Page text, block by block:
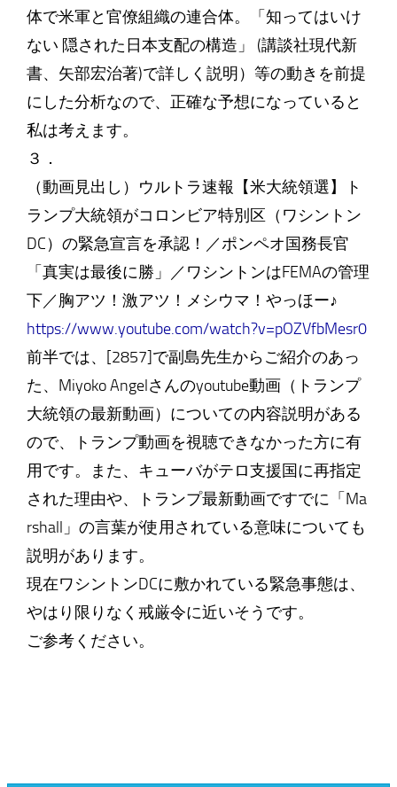
体で米軍と官僚組織の連合体。「知ってはいけ
ない 隠された日本支配の構造」 (講談社現代新
書、矢部宏治著)で詳しく説明）等の動きを前提
にした分析なので、正確な予想になっていると
私は考えます。
３．
（動画見出し）ウルトラ速報【米大統領選】ト
ランプ大統領がコロンビア特別区（ワシントン
DC）の緊急宣言を承認！／ポンペオ国務長官
「真実は最後に勝」／ワシントンはFEMAの管理
下／胸アツ！激アツ！メシウマ！やっほー♪
https://www.youtube.com/watch?v=pOZVfbMesr0
前半では、[2857]で副島先生からご紹介のあっ
た、Miyoko Angelさんのyoutube動画（トランプ
大統領の最新動画）についての内容説明がある
ので、トランプ動画を視聴できなかった方に有
用です。また、キューバがテロ支援国に再指定
された理由や、トランプ最新動画ですでに「Ma
rshall」の言葉が使用されている意味についても
説明があります。
現在ワシントンDCに敷かれている緊急事態は、
やはり限りなく戒厳令に近いそうです。
ご参考ください。